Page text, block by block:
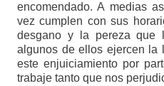
encomendado. A medias
vez cumplen con sus
desgano y la pereza que
algunos de ellos ejercen la
este enjuiciamiento por
trabaje tanto que nos